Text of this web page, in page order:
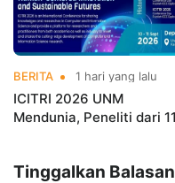
BERITA 1 hari yang lalu
ICITRI 2026 UNM
Mendunia, Peneliti dari 11
Tinggalkan Balasan